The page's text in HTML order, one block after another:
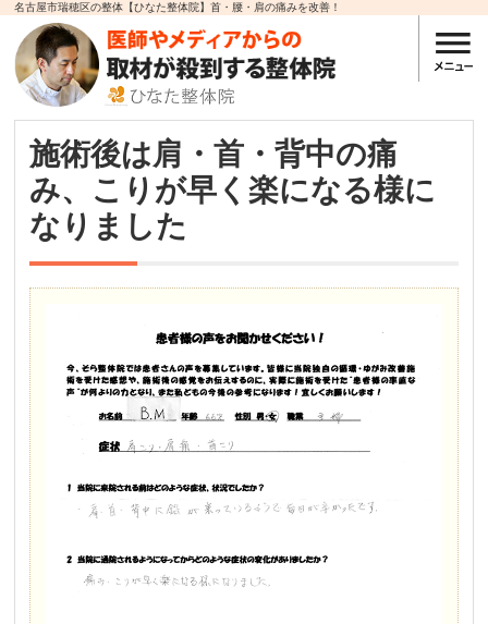
名古屋市瑞穂区の整体【ひなた整体院】首・腰・肩の痛みを改善！
施術後は肩・首・背中の痛
み、こりが早く楽になる様に
なりました